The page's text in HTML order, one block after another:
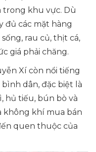
trong khu vực. Dù
đủ các mặt hàng
rau củ, thịt cá,
giá phải chăng.
Xí còn nổi tiếng
dân, đặc biệt là
hủ tiếu, bún bò và
không khí mua bán
quen thuộc của